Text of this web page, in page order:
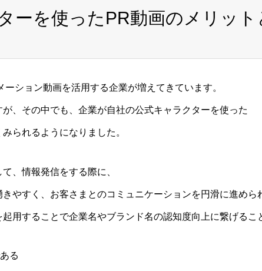
ーを使ったPR動画のメリッ
ション動画を活用する企業が増えてきています。
、その中でも、企業が自社の公式キャラクターを使った
られるようになりました。
、情報発信をする際に、
やすく、お客さまとのコミュニケーションを円滑に進めら
起用することで企業名やブランド名の認知度向上に繋げるこ
る